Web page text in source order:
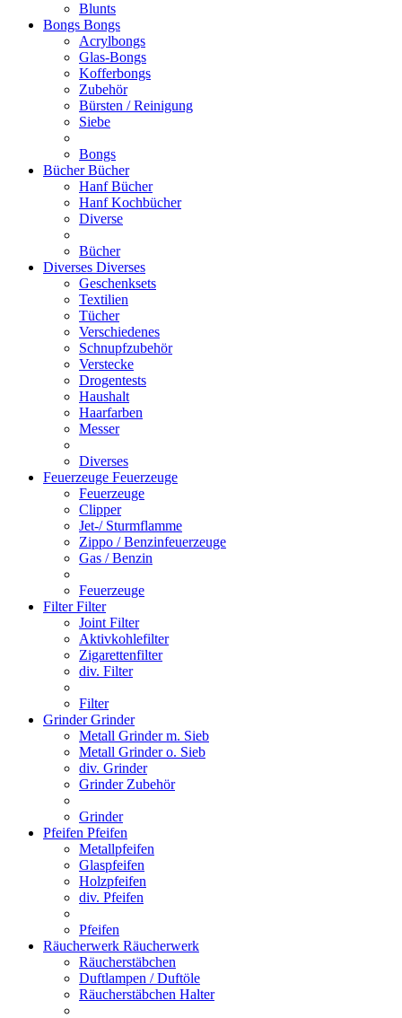
Blunts
Bongs Bongs
Acrylbongs
Glas-Bongs
Kofferbongs
Zubehör
Bürsten / Reinigung
Siebe
Bongs
BücherBücher
Hanf Bücher
Hanf Kochbücher
Diverse
Bücher
Diverses Diverses
Geschenksets
Textilien
Tücher
Verschiedenes
Schnupfzubehör
Verstecke
Drogentests
Haushalt
Haarfarben
Messer
Diverses
Feuerzeuge Feuerzeuge
Feuerzeuge
Clipper
Jet-/ Sturmflamme
Zippo / Benzinfeuerzeuge
Gas / Benzin
Feuerzeuge
FilterFilter
Joint Filter
Aktivkohlefilter
Zigarettenfilter
div. Filter
Filter
GrinderGrinder
Metall Grinder m. Sieb
Metall Grinder o. Sieb
div. Grinder
Grinder Zubehör
Grinder
Pfeifen Pfeifen
Metallpfeifen
Glaspfeifen
Holzpfeifen
div. Pfeifen
Pfeifen
Räucherwerk Räucherwerk
Räucherstäbchen
Duftlampen / Duftöle
Räucherstäbchen Halter